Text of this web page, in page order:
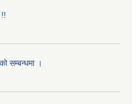
सम्बन्धमा ।